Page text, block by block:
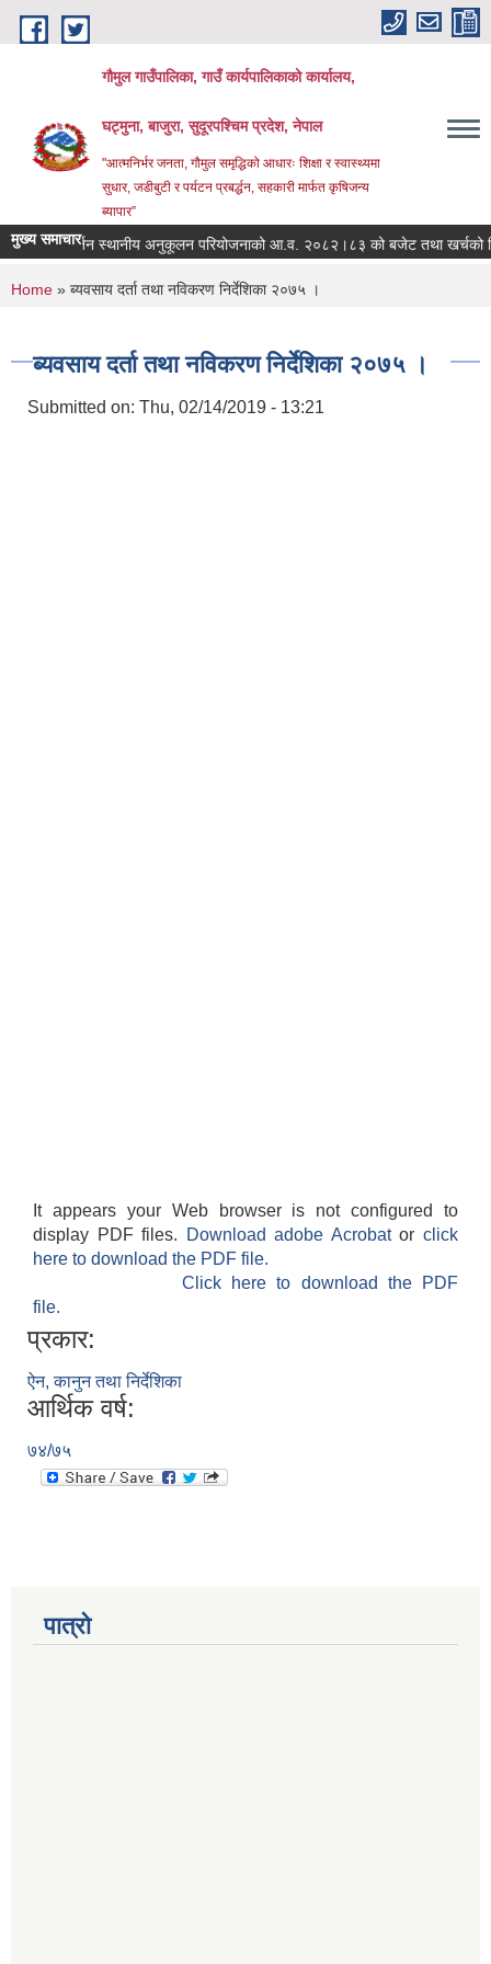
Skip to main content
गौमुल गाउँपालिका, गाउँ कार्यपालिकाको कार्यालय,
घट्मुना, बाजुरा, सुदूरपश्चिम प्रदेश, नेपाल
"आत्मनिर्भर जनता, गौमुल समृद्धिको आधारः शिक्षा र स्वास्थ्यमा
सुधार, जडीबुटी र पर्यटन प्रबर्द्धन, सहकारी मार्फत कृषिजन्य
ब्यापार”
मुख्य समाचार
परिवर्तन स्थानीय अनुकूलन परियोजनाको आ.व. २०८२।८३ को बजेट तथा खर्चको
You are here
Home » ब्यवसाय दर्ता तथा नविकरण निर्देशिका २०७५ ।
ब्यवसाय दर्ता तथा नविकरण निर्देशिका २०७५ ।
Submitted on: Thu, 02/14/2019 - 13:21
It appears your Web browser is not configured to
display PDF files.
Download adobe Acrobatorclick
here to download the PDF file.
Click here to download the PDF
file.
प्रकार:
ऐन, कानुन तथा निर्देशिका
आर्थिक वर्ष:
७४/७५
पात्रो